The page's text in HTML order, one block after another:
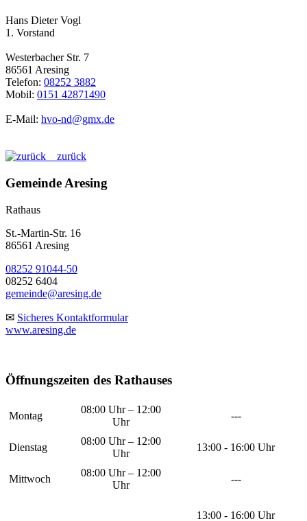
Hans Dieter Vogl
1. Vorstand
Westerbacher Str. 7
86561 Aresing
Telefon: 08252 3882
Mobil: 0151 42871490
E-Mail: hvo-nd@gmx.de
zurück
Gemeinde Aresing
Rathaus
St.-Martin-Str. 16
86561 Aresing
08252 91044-50
08252 6404
gemeinde@aresing.de
✉ Sicheres Kontaktformular
www.aresing.de
Öffnungszeiten des Rathauses
Montag
08:00 Uhr – 12:00
Uhr
---
Dienstag
08:00 Uhr – 12:00
Uhr
13:00 - 16:00 Uhr
Mittwoch
08:00 Uhr – 12:00
Uhr
---
13:00 - 16:00 Uhr